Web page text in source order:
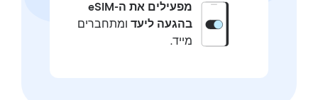
מפעילים את ה-eSIM
בהגעה ליעדומתחברים